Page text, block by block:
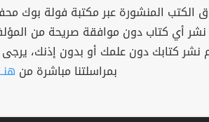
الكتب المنشورة عبر مكتبة فولة بوك
نشر أي كتاب دون موافقة صريحة من
نشر كتابك دون علمك أو بدون إذنك، يرجى
بمراسلتنا مباشرة من